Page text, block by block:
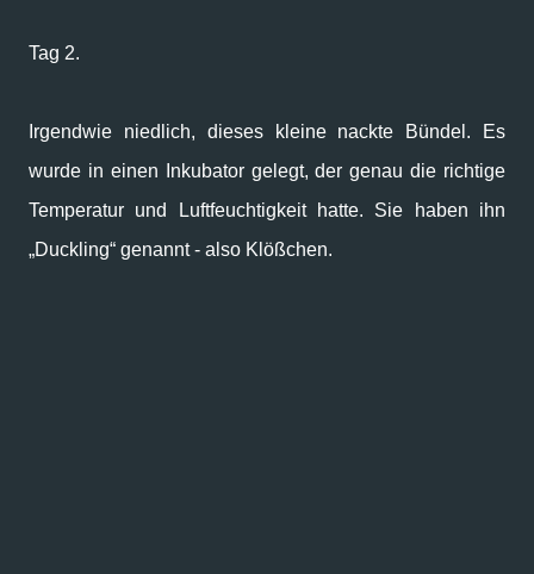
Tag 2.
Irgendwie niedlich, dieses kleine nackte Bündel. Es
wurde in einen Inkubator gelegt, der genau die richtige
Temperatur und Luftfeuchtigkeit hatte. Sie haben ihn
„Duckling“ genannt - also Klößchen.